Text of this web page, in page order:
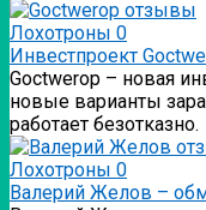
Лохотроны 0
Инвестпроект
Goctwerop – новая
новые варианты
работает безотказно.
Лохотроны 0
Валерий Желов –